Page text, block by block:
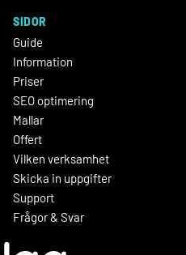
SIDOR
Guide
Information
Priser
SEO optimering
Mallar
Offert
Vilken verksamhet
Skicka in uppgifter
Support
Frågor & Svar